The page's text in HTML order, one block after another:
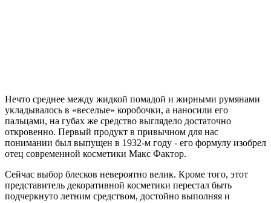
Нечто среднее между жидкой помадой и жирными румянами
укладывалось в «веселые» коробочки, а наносили его
пальцами, на губах же средство выглядело достаточно
откровенно. Первый продукт в привычном для нас
понимании был выпущен в 1932-м году - его формулу изобрел
отец современной косметики Макс Фактор.
Сейчас выбор блесков невероятно велик. Кроме того, этот
представитель декоративной косметики перестал быть
подчеркнуто летним средством, достойно выполняя и